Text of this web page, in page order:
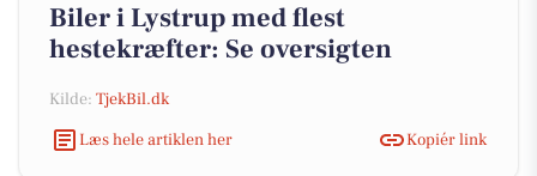
Biler i Lystrup med flest
hestekræfter: Se oversigten
Kilde: TjekBil.dk
Læs hele artiklen her
Kopiér link